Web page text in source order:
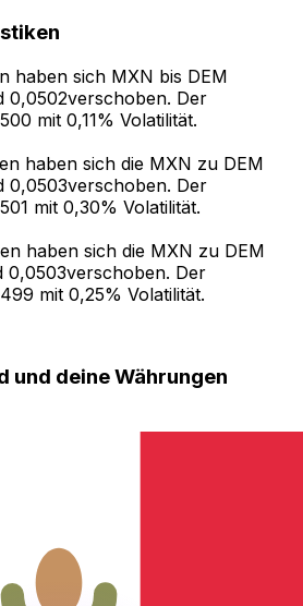
haben sich MXN bis DEM
0,0502verschoben. Der
mit 0,11% Volatilität.
haben sich die MXN zu DEM
0,0503verschoben. Der
mit 0,30% Volatilität.
haben sich die MXN zu DEM
0,0503verschoben. Der
mit 0,25% Volatilität.
und deine Währungen